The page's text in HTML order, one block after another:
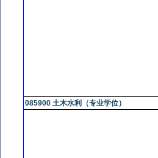
085900 土木水利（专业学位）